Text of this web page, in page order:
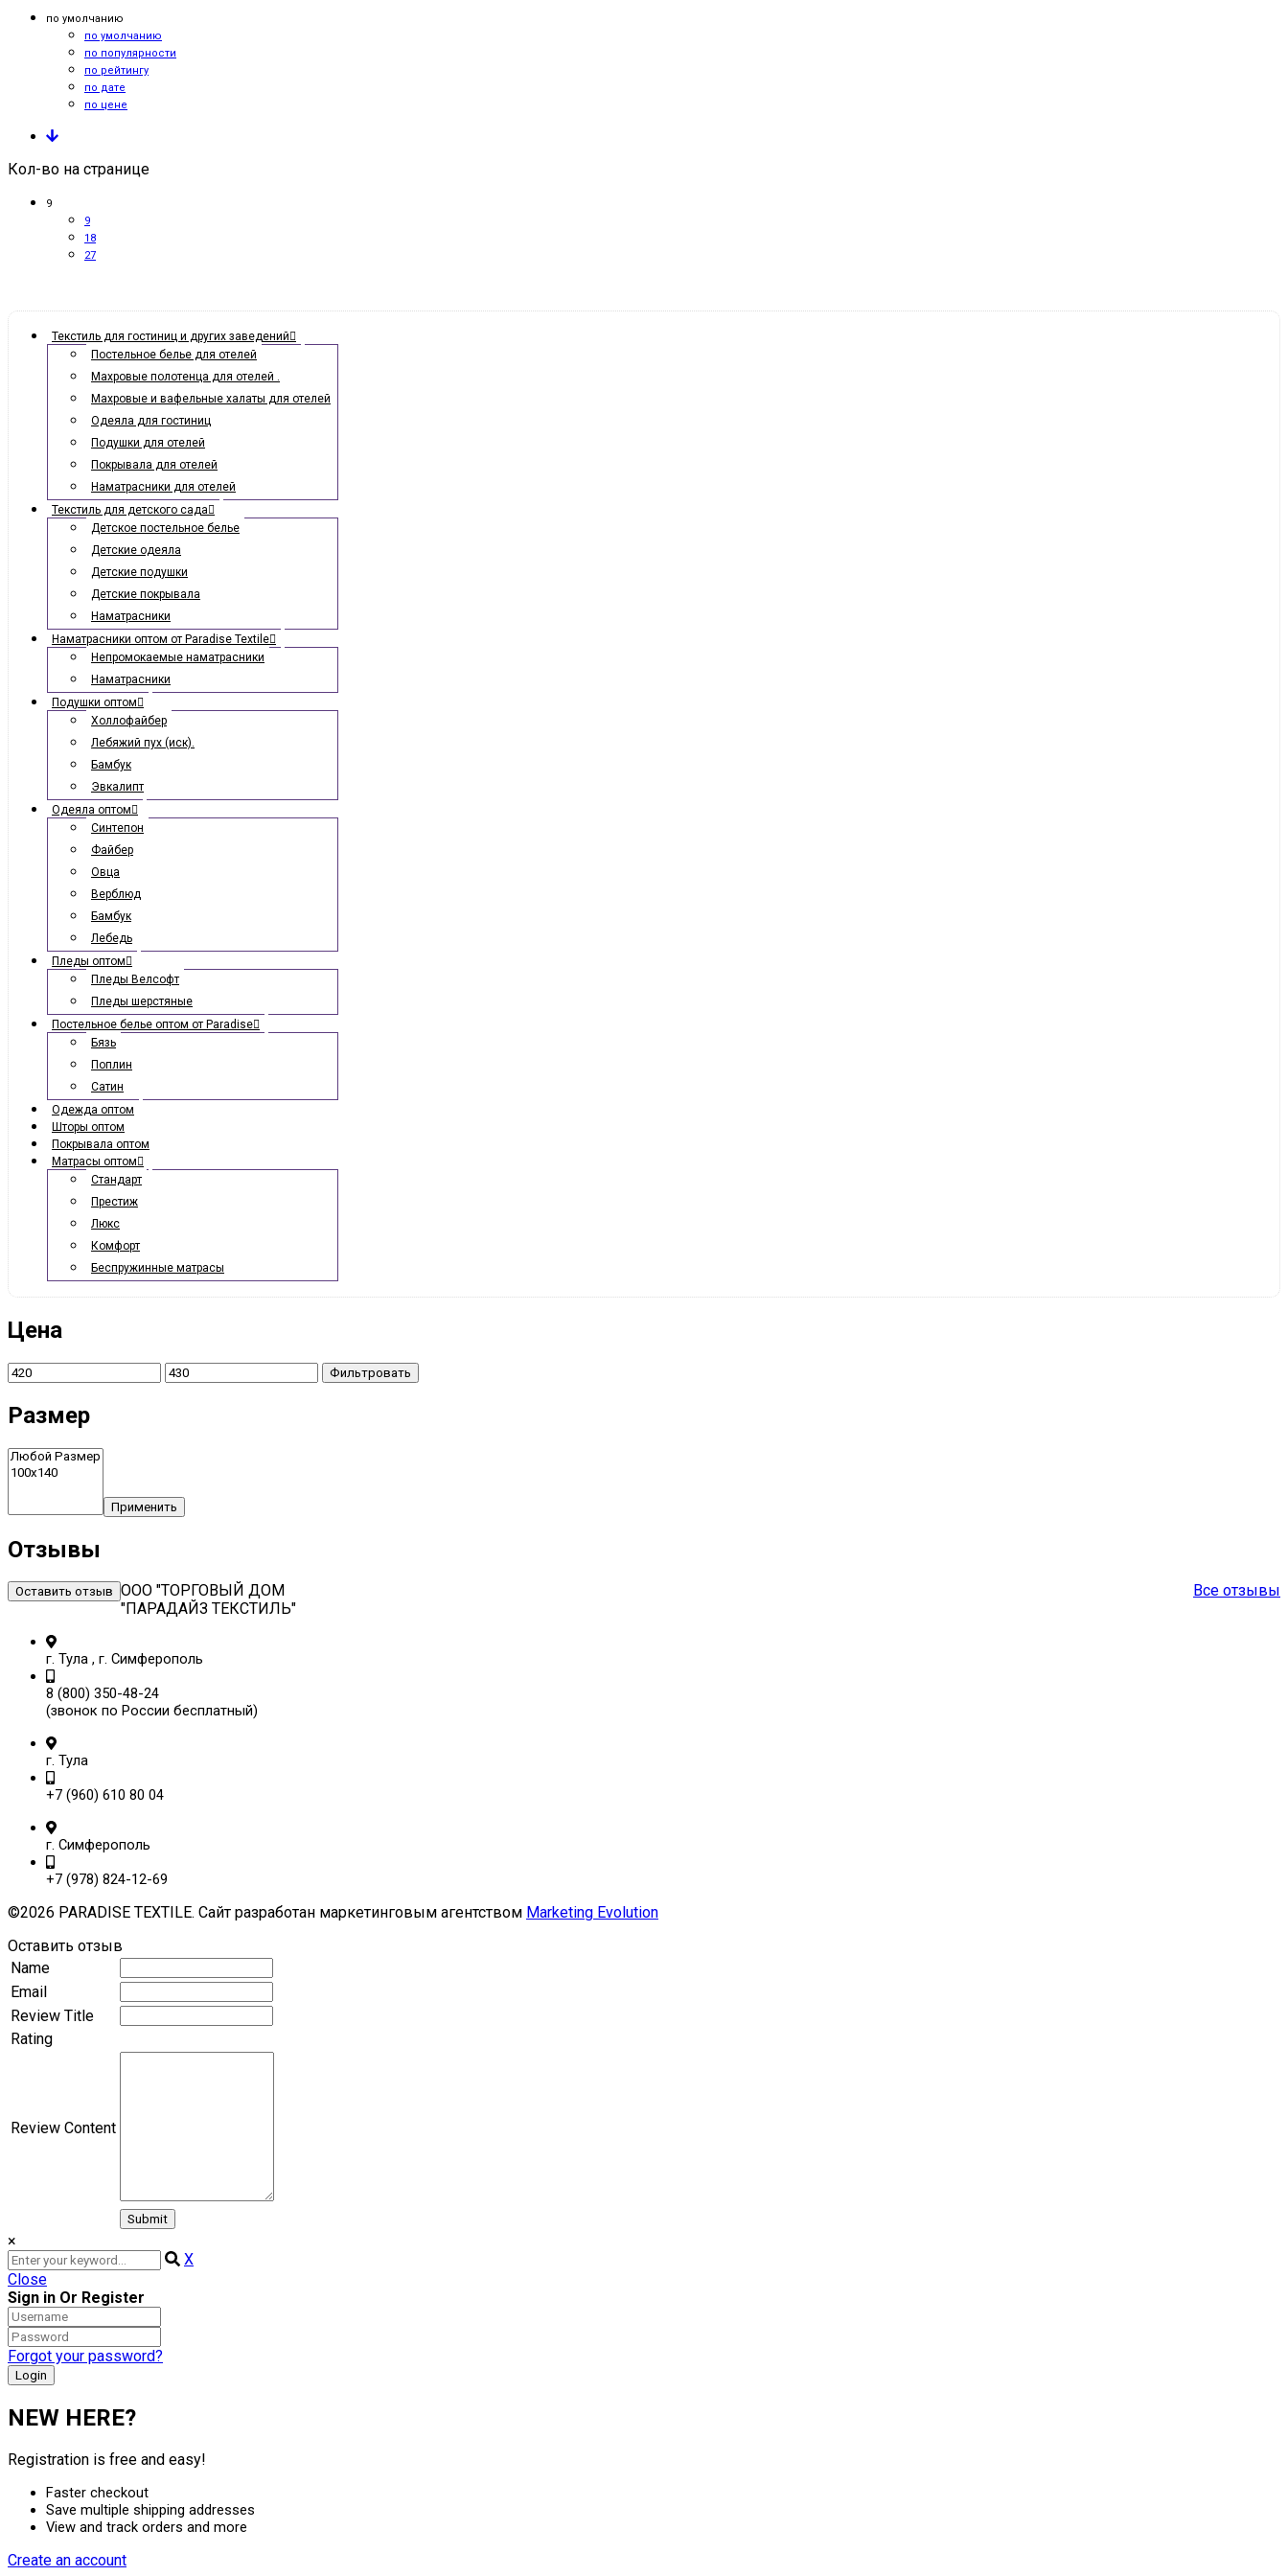
по умолчанию
по умолчанию
по популярности
по рейтингу
по дате
по цене
Кол-во на странице
9
9
18
27
Текстиль для гостиниц и других заведений
Постельное белье для отелей
Махровые полотенца для отелей .
Махровые и вафельные халаты для отелей
Одеяла для гостиниц
Подушки для отелей
Покрывала для отелей
Наматрасники для отелей
Текстиль для детского сада
Детское постельное белье
Детские одеяла
Детские подушки
Детские покрывала
Наматрасники
Наматрасники оптом от Paradise Textile
Непромокаемые наматрасники
Наматрасники
Подушки оптом
Холлофайбер
Лебяжий пух (иск).
Бамбук
Эвкалипт
Одеяла оптом
Синтепон
Файбер
Овца
Верблюд
Бамбук
Лебедь
Пледы оптом
Пледы Велсофт
Пледы шерстяные
Постельное белье оптом от Paradise
Бязь
Поплин
Сатин
Одежда оптом
Шторы оптом
Покрывала оптом
Матрасы оптом
Стандарт
Престиж
Люкс
Комфорт
Беспружинные матрасы
Цена
Фильтровать
Размер
Применить
Отзывы
Оставить отзыв Все отзывы
ООО "ТОРГОВЫЙ ДОМ
"ПАРАДАЙЗ ТЕКСТИЛЬ"
г. Тула , г. Симферополь
8 (800) 350-48-24
(звонок по России бесплатный)
г. Тула
+7 (960) 610 80 04
г. Симферополь
+7 (978) 824-12-69
©2026 PARADISE TEXTILE. Сайт разработан маркетинговым агентством Marketing Evolution
Оставить отзыв
Name
Email
Review Title
Rating
Review Content
×
X
Close
Sign in Or Register
Forgot your password?
NEW HERE?
Registration is free and easy!
Faster checkout
Save multiple shipping addresses
View and track orders and more
Create an account